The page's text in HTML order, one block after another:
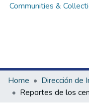
Communities &
Home